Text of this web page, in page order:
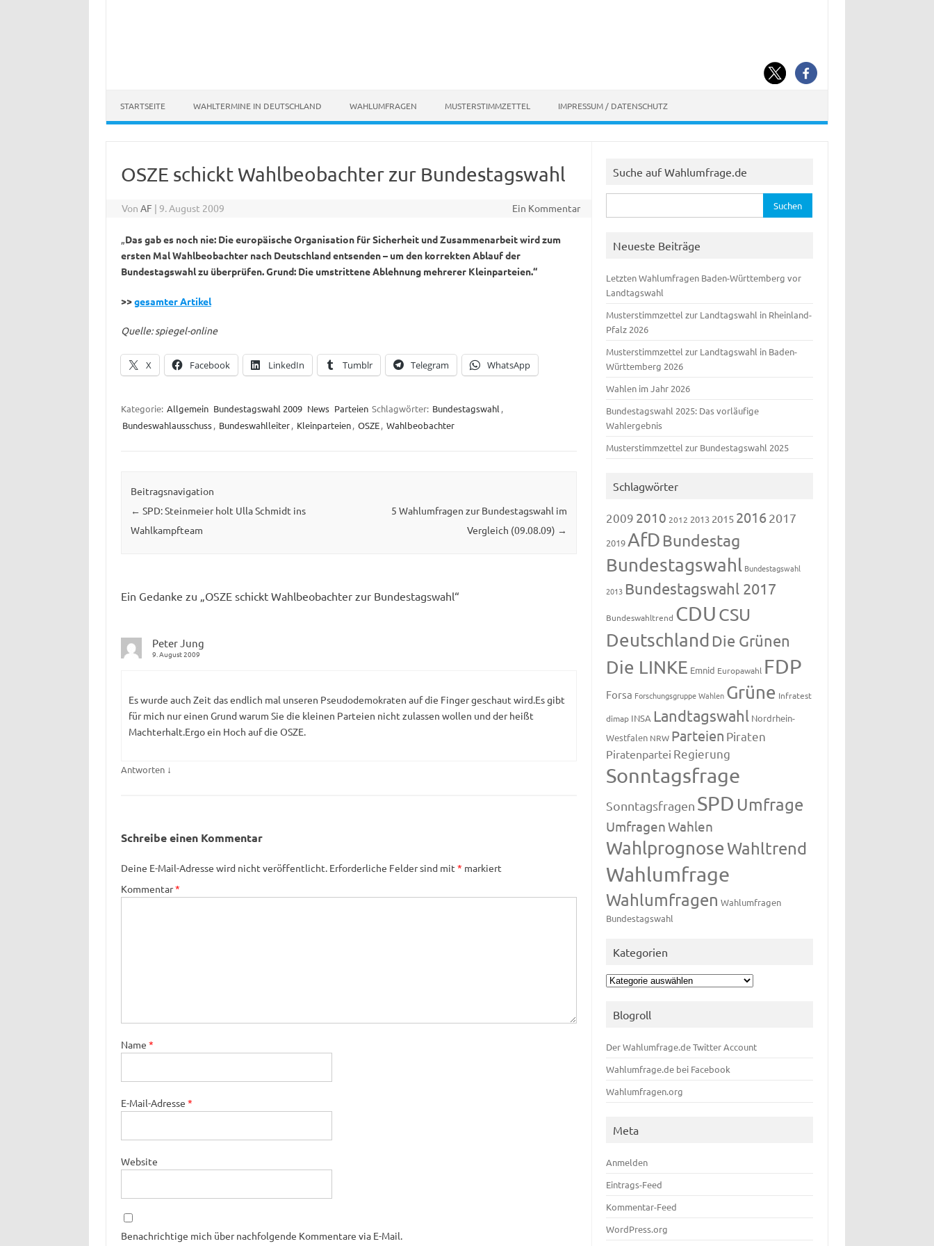
STARTSEITE WAHLTERMINE IN DEUTSCHLAND WAHLUMFRAGEN MUSTERSTIMMZETTEL IMPRESSUM / DATENSCHUTZ
OSZE schickt Wahlbeobachter zur Bundestagswahl
VonAF | 9. August 2009 Ein Kommentar
„Das gab es noch nie: Die europäische Organisation für Sicherheit und Zusammenarbeit wird zum
ersten Mal Wahlbeobachter nach Deutschland entsenden – um den korrekten Ablauf der
Bundestagswahl zu überprüfen. Grund: Die umstrittene Ablehnung mehrerer Kleinparteien.“
>>gesamter Artikel
Quelle: spiegel-online
X Facebook LinkedIn Tumblr Telegram WhatsApp
Kategorie: Allgemein Bundestagswahl 2009 News Parteien Schlagwörter: Bundestagswahl ,
Bundeswahlausschuss, Bundeswahlleiter, Kleinparteien, OSZE, Wahlbeobachter
Beitragsnavigation
← SPD: Steinmeier holt Ulla Schmidt ins
Wahlkampfteam
5 Wahlumfragen zur Bundestagswahl im
Vergleich (09.08.09) →
Ein Gedanke zu „OSZE schickt Wahlbeobachter zur Bundestagswahl“
Peter Jung
9. August 2009
Es wurde auch Zeit das endlich mal unseren Pseudodemokraten auf die Finger geschaut wird.Es gibt
für mich nur einen Grund warum Sie die kleinen Parteien nicht zulassen wollen und der heißt
Machterhalt.Ergo ein Hoch auf die OSZE.
Antworten ↓
Schreibe einen Kommentar
Deine E-Mail-Adresse wird nicht veröffentlicht. Erforderliche Felder sind mit * markiert
Kommentar*
Name *
E-Mail-Adresse *
Website
Benachrichtige mich über nachfolgende Kommentare via E-Mail.
Suche auf Wahlumfrage.de
nach:
Neueste Beiträge
Letzten Wahlumfragen Baden-Württemberg vor
Landtagswahl
Musterstimmzettel zur Landtagswahl in Rheinland-
Pfalz 2026
Musterstimmzettel zur Landtagswahl in Baden-
Württemberg 2026
Wahlen im Jahr 2026
Bundestagswahl 2025: Das vorläufige
Wahlergebnis
Musterstimmzettel zur Bundestagswahl 2025
Schlagwörter
2009 2010 2012 2013 2015 20162017
2019AfD Bundestag
Bundestagswahl Bundestagswahl
2013 Bundestagswahl 2017
Bundeswahltrend CDUCSU
Deutschland Die Grünen
Die LINKE Emnid Europawahl FDP
Forsa Forschungsgruppe Wahlen Grüne Infratest
dimap INSA Landtagswahl Nordrhein-
Westfalen NRW Parteien Piraten
Piratenpartei Regierung
Sonntagsfrage
Sonntagsfragen SPD Umfrage
UmfragenWahlen
WahlprognoseWahltrend
Wahlumfrage
Wahlumfragen Wahlumfragen
Bundestagswahl
Kategorien
Kategorien
Blogroll
Der Wahlumfrage.de Twitter Account
Wahlumfrage.de bei Facebook
Wahlumfragen.org
Meta
Anmelden
Eintrags-Feed
Kommentar-Feed
WordPress.org